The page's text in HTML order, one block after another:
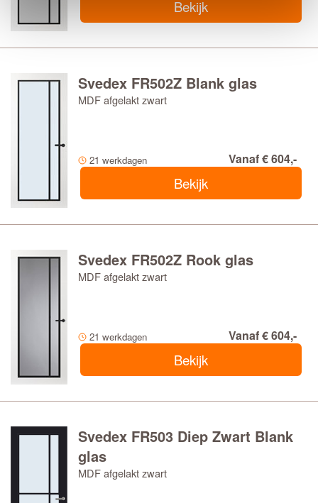
Bekijk
Svedex FR502Z Blank glas
MDF afgelakt zwart
21 werkdagen Vanaf € 604,-
Bekijk
Svedex FR502Z Rook glas
MDF afgelakt zwart
21 werkdagen Vanaf € 604,-
Bekijk
Svedex FR503 Diep Zwart Blank
glas
MDF afgelakt zwart